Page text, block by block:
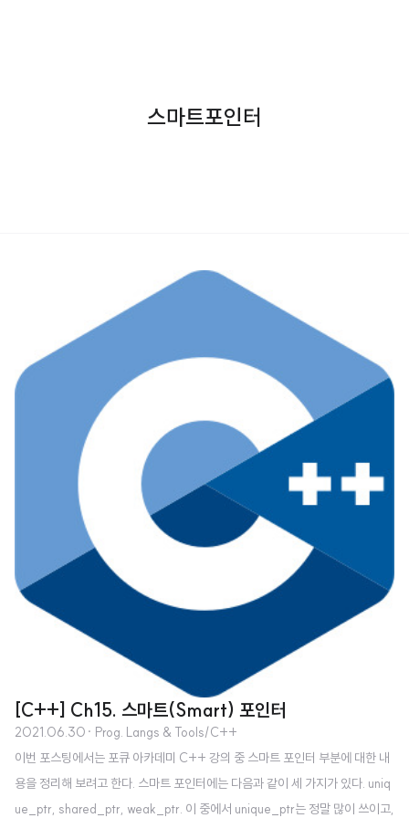
스마트포인터
[C++] Ch15. 스마트(Smart) 포인터
2021.06.30 · Prog. Langs & Tools/C++
이번 포스팅에서는 포큐 아카데미 C++ 강의 중 스마트 포인터 부분에 대한 내
용을 정리해 보려고 한다. 스마트 포인터에는 다음과 같이 세 가지가 있다. uniq
ue_ptr, shared_ptr, weak_ptr. 이 중에서 unique_ptr는 정말 많이 쓰이고,